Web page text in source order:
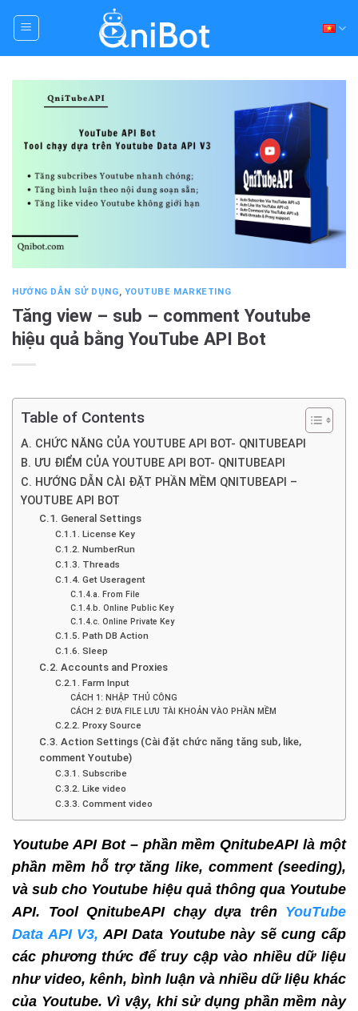
HƯỚNG DẪN SỬ DỤNG, YOUTUBE MARKETING
Tăng view – sub – comment Youtube
hiệu quả bằng YouTube API Bot
Table of Contents
A. CHỨC NĂNG CỦA YOUTUBE API BOT- QNITUBEAPI
B. ƯU ĐIỂM CỦA YOUTUBE API BOT- QNITUBEAPI
C. HƯỚNG DẪN CÀI ĐẶT PHẦN MỀM QNITUBEAPI –
YOUTUBE API BOT
C.1. General Settings
C.1.1. License Key
C.1.2. NumberRun
C.1.3. Threads
C.1.4. Get Useragent
C.1.4.a. From File
C.1.4.b. Online Public Key
C.1.4.c. Online Private Key
C.1.5. Path DB Action
C.1.6. Sleep
C.2. Accounts and Proxies
C.2.1. Farm Input
CÁCH 1: NHẬP THỦ CÔNG
CÁCH 2: ĐƯA FILE LƯU TÀI KHOẢN VÀO PHẦN MỀM
C.2.2. Proxy Source
C.3. Action Settings (Cài đặt chức năng tăng sub, like,
comment Youtube)
C.3.1. Subscribe
C.3.2. Like video
C.3.3. Comment video
Youtube API Bot – phần mềm QnitubeAPI là một
phần mềm hỗ trợ tăng like, comment (seeding),
và sub cho Youtube hiệu quả thông qua Youtube
API. Tool QnitubeAPI chạy dựa trên YouTube
Data API V3, API Data Youtube này sẽ cung cấp
các phương thức để truy cập vào nhiều dữ liệu
như video, kênh, bình luận và nhiều dữ liệu khác
của Youtube. Vì vậy, khi sử dụng phần mềm này